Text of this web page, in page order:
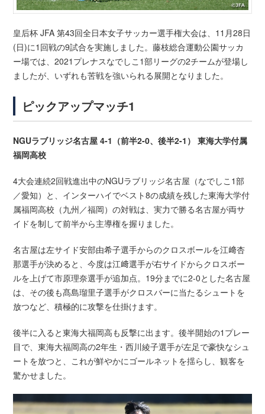
皇后杯 JFA 第43回全日本女子サッカー選手権大会は、11月28日
(日)に1回戦の9試合を実施しました。藤枝総合運動公園サッカ
ー場では、2021プレナスなでしこ1部リーグの2チームが登場し
ましたが、いずれも苦戦を強いられる展開となりました。
ピックアップマッチ1
NGUラブリッジ名古屋 4-1（前半2-0、後半2-1） 東海大学付属
福岡高校
4大会連続2回戦進出中のNGUラブリッジ名古屋（なでしこ1部
／愛知）と、インターハイでベスト8の成績を残した東海大学付
属福岡高校（九州／福岡）の対戦は、実力で勝る名古屋が両サ
イドを制して前半から主導権を握りました。
名古屋は左サイド安部由希子選手からのクロスボールを江﨑杏
那選手が決めると、今度は江﨑選手が右サイドからクロスボー
ルを上げて市原理奈選手が追加点。19分までに2-0とした名古屋
は、その後も髙島瑠里子選手がクロスバーに当たるシュートを
放つなど、積極的に攻撃を仕掛けます。
後半に入ると東海大福岡高も反撃に出ます。後半開始の1プレー
目で、東海大福岡高の2年生・西川綾子選手が左足で豪快なシュ
ートを放つと、これが鮮やかにゴールネットを揺らし、観客を
驚かせました。